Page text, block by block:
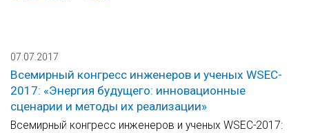
07.07.2017
Всемирный конгресс инженеров и ученых WSEC-
2017: «Энергия будущего: инновационные
сценарии и методы их реализации»
Всемирный конгресс инженеров и ученых WSEC-2017: